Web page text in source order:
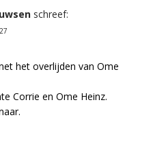
schreef:
het overlijden van Ome
Corrie en Ome Heinz.